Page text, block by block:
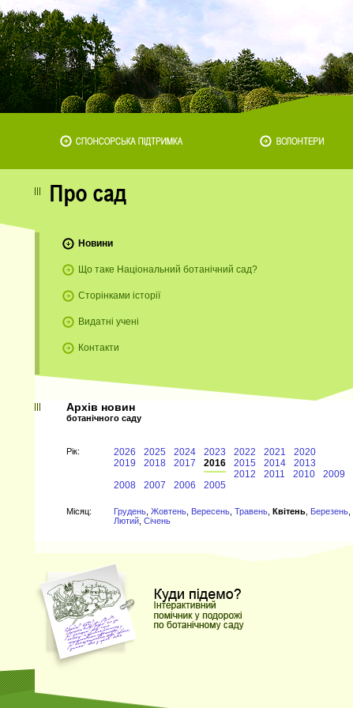
Новини
Що таке Національний ботанічний сад?
Сторінками історії
Видатні учені
Контакти
Архів новин
ботанічного саду
Рiк: 2026 2025 2024 2023 2022 2021
2020
2019
2018 2017 2016 2015 2014
2013
2012
2011 2010
2009
2008
2007 2006 2005
Мiсяц: Грудень Жовтень Вересень Травень Квітень Березень
Лютий Січень